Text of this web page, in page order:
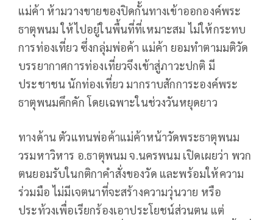
แม่ค้า ห้ามวางขายของปิดกั้นทางเข้าออกองค์พระ
ธาตุพนม ให้ไปอยู่ในพื้นที่ที่เหมาะสม ไม่ให้กระทบ
การท่องเที่ยว ซึ่งกลุ่มพ่อค้า แม่ค้า ยอมทำตามมติวัด
บรรยากาศการท่องเที่ยวจึงเข้าสู่ภาวะปกติ มี
ประชาชน นักท่องเที่ยว มากราบสักการะองค์พระ
ธาตุพนมคึกคัก โดยเฉพาะในช่วงวันหยุดยาว
ทางด้าน ตัวแทนพ่อค้าแม่ค้าหน้าวัดพระธาตุพนม
วรมหาวิหาร อ.ธาตุพนม จ.นครพนม เปิดเผยว่า พวก
ตนยอมรับในกติกาคำสั่งของวัด และพร้อมให้ความ
ร่วมมือ ไม่มีเจตนาที่จะสร้างความวุ่นวาย หรือ
ประท้วงเพื่อเรียกร้องเอาประโยชน์ส่วนตน แต่